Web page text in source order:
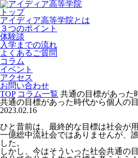
トップ
アイディア高等学院とは
３つのポイント
体験談
入学までの流れ
よくあるご質問
コラム
イベント
アクセス
お問い合わせ
TOP コラム一覧 共通の目標があった
共通の目標があった時代から個人の
2023.02.16
ひと昔前は、最終的な目標は社会が
一億総中流社会ではありませんが、
した。
しかし、今はそういった社会共通の